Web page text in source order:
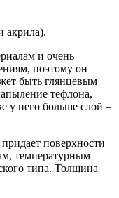
и очень
поэтому он
быть глянцевым
тефлона,
у него больше слой –
поверхности
температурным
типа. Толщина